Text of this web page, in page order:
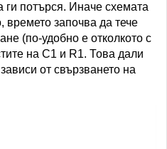
ги потърся. Иначе схемата
времето започва да тече
(по-удобно е отколкото с
на С1 и R1. Това дали
от свързването на